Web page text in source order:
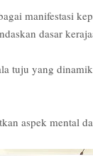
manifestasi
dasar
tuju yang
aspek mental